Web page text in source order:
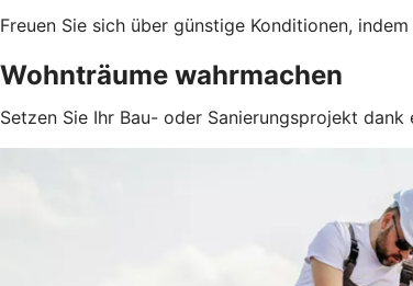
Freuen Sie sich über günstige Konditionen,
Wohnträume wahrmachen
Setzen Sie Ihr Bau- oder Sanierungsprojekt